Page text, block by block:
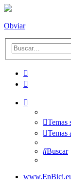
Obviar
Temas
Temas
Buscar